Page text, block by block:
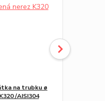
na trubku ø
/AISI304